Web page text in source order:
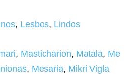
, Lesbos, Lindos
, Masticharion, Matala, Me
, Mesaria, Mikri Vigla